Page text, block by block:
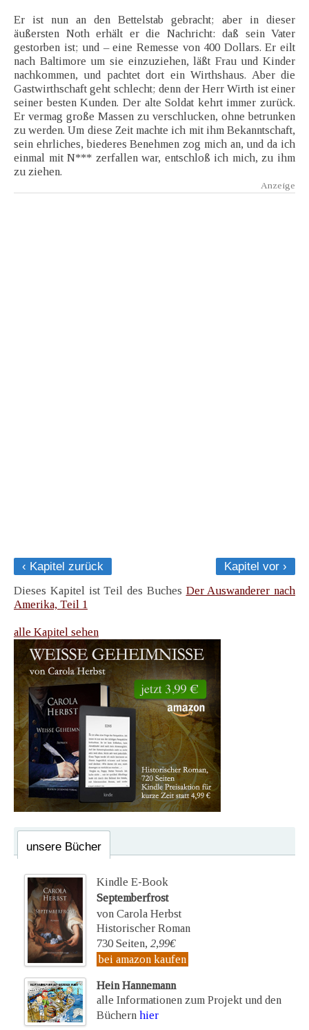
Er ist nun an den Bettelstab gebracht; aber in dieser
äußersten Noth erhält er die Nachricht: daß sein Vater
gestorben ist; und – eine Remesse von 400 Dollars. Er eilt
nach Baltimore um sie einzuziehen, läßt Frau und Kinder
nachkommen, und pachtet dort ein Wirthshaus. Aber die
Gastwirthschaft geht schlecht; denn der Herr Wirth ist einer
seiner besten Kunden. Der alte Soldat kehrt immer zurück.
Er vermag große Massen zu verschlucken, ohne betrunken
zu werden. Um diese Zeit machte ich mit ihm Bekanntschaft,
sein ehrliches, biederes Benehmen zog mich an, und da ich
einmal mit N*** zerfallen war, entschloß ich mich, zu ihm
zu ziehen.
‹ Kapitel zurück
Kapitel vor ›
Dieses Kapitel ist Teil des Buches Der Auswanderer nach
Amerika, Teil 1
alle Kapitel sehen
unsere Bücher
Kindle E-Book
Septemberfrost
von Carola Herbst
Historischer Roman
730 Seiten, 2,99€
bei amazon kaufen
Hein Hannemann
alle Informationen zum Projekt und den
Büchern hier